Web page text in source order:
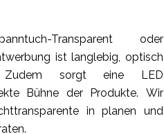
Transparent oder
ist langlebig, optisch
Zudem sorgt eine LED
Bühne der Produkte. Wir
in planen und